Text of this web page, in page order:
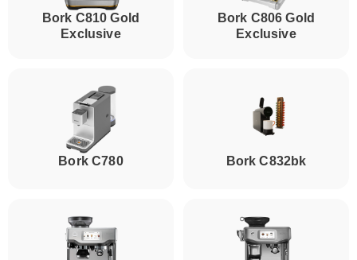
Bork C810 Gold
Exclusive
Bork C806 Gold
Exclusive
Bork C780 Bork C832bk